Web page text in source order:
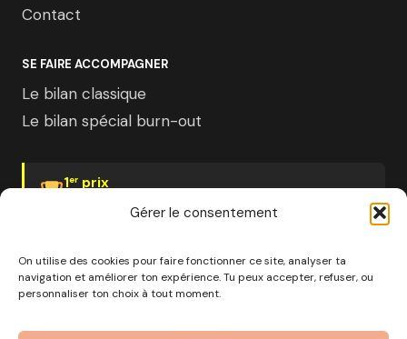
Gérer le consentement
On utilise des cookies pour faire fonctionner ce site, analyser ta
navigation et améliorer ton expérience. Tu peux accepter, refuser, ou
personnaliser ton choix à tout moment.
Contact
SE FAIRE ACCOMPAGNER
Le bilan classique
Le bilan spécial burn-out
1er prix
capital de 1000€ · RCS Marseille · SIRET